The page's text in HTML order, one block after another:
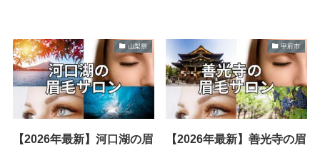
山梨県
【2026年最新】河口湖の眉
甲府市
【2026年最新】善光寺の眉